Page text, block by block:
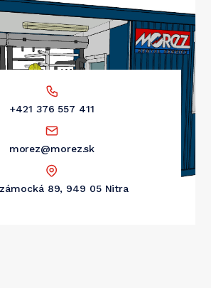
+421 376 557 411
morez@morez.sk
89, 949 05 Nitra